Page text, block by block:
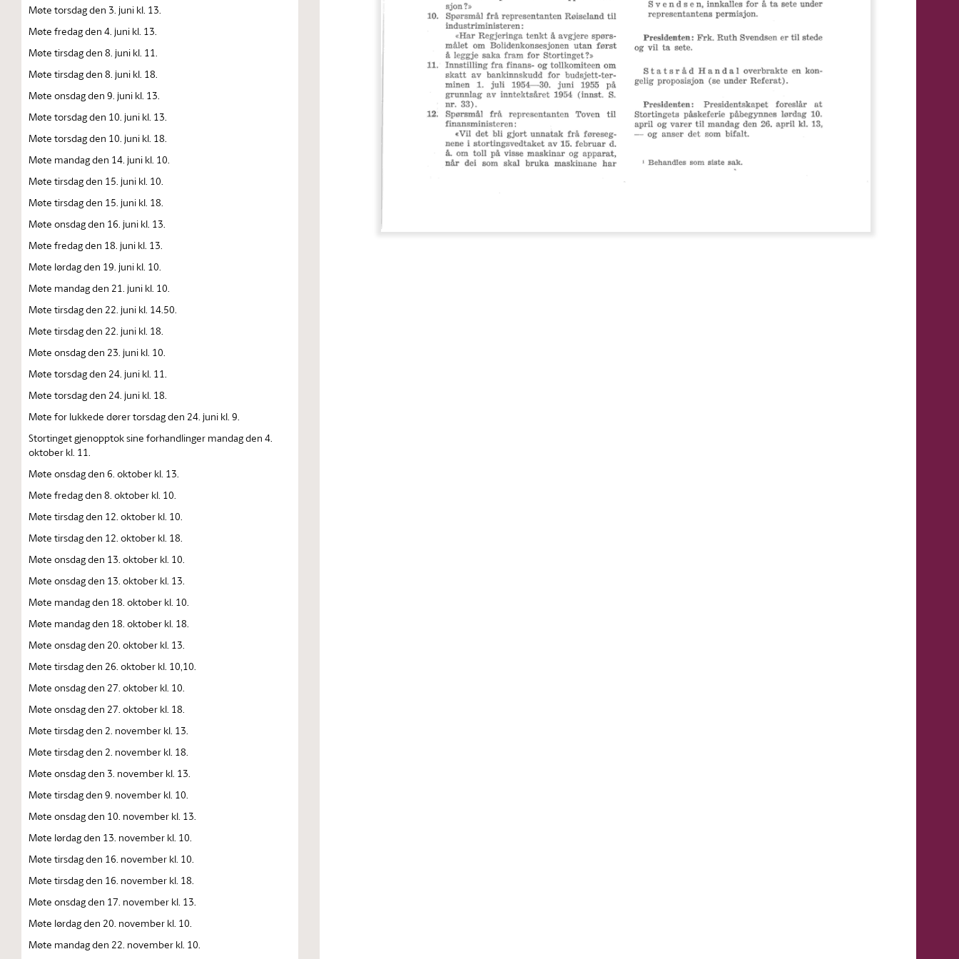
Møte torsdag den 3. juni kl. 13.
Møte fredag den 4. juni kl. 13.
Møte tirsdag den 8. juni kl. 11.
Møte tirsdag den 8. juni kl. 18.
Møte onsdag den 9. juni kl. 13.
Møte torsdag den 10. juni kl. 13.
Møte torsdag den 10. juni kl. 18.
Møte mandag den 14. juni kl. 10.
Møte tirsdag den 15. juni kl. 10.
Møte tirsdag den 15. juni kl. 18.
Møte onsdag den 16. juni kl. 13.
Møte fredag den 18. juni kl. 13.
Møte lørdag den 19. juni kl. 10.
Møte mandag den 21. juni kl. 10.
Møte tirsdag den 22. juni kl. 14.50.
Møte tirsdag den 22. juni kl. 18.
Møte onsdag den 23. juni kl. 10.
Møte torsdag den 24. juni kl. 11.
Møte torsdag den 24. juni kl. 18.
Møte for lukkede dører torsdag den 24. juni kl. 9.
Stortinget gjenopptok sine forhandlinger mandag den 4.
oktober kl. 11.
Møte onsdag den 6. oktober kl. 13.
Møte fredag den 8. oktober kl. 10.
Møte tirsdag den 12. oktober kl. 10.
Møte tirsdag den 12. oktober kl. 18.
Møte onsdag den 13. oktober kl. 10.
Møte onsdag den 13. oktober kl. 13.
Møte mandag den 18. oktober kl. 10.
Møte mandag den 18. oktober kl. 18.
Møte onsdag den 20. oktober kl. 13.
Møte tirsdag den 26. oktober kl. 10,10.
Møte onsdag den 27. oktober kl. 10.
Møte onsdag den 27. oktober kl. 18.
Møte tirsdag den 2. november kl. 13.
Møte tirsdag den 2. november kl. 18.
Møte onsdag den 3. november kl. 13.
Møte tirsdag den 9. november kl. 10.
Møte onsdag den 10. november kl. 13.
Møte lørdag den 13. november kl. 10.
Møte tirsdag den 16. november kl. 10.
Møte tirsdag den 16. november kl. 18.
Møte onsdag den 17. november kl. 13.
Møte lørdag den 20. november kl. 10.
Møte mandag den 22. november kl. 10.